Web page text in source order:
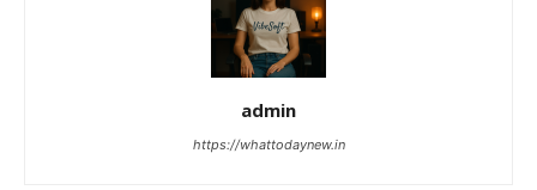
admin
https://whattodaynew.in